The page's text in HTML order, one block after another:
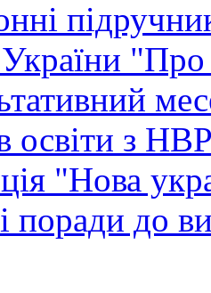
"Про
освіти з
"Нова
поради до